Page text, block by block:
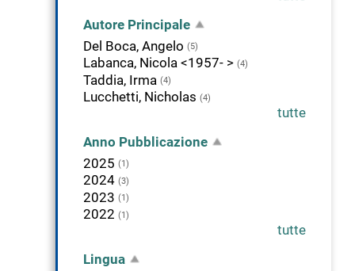
Autore Principale
Del Boca, Angelo (5)
Labanca, Nicola <1957- > (4)
Taddia, Irma (4)
Lucchetti, Nicholas (4)
tutte
Anno Pubblicazione
2025 (1)
2024 (3)
2023 (1)
2022 (1)
tutte
Lingua